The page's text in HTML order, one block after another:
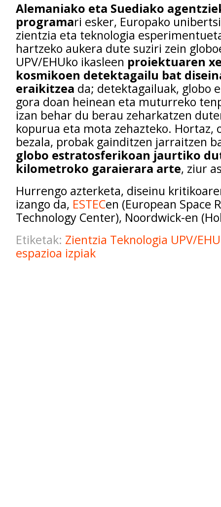
Alemaniako eta Suediako
programari esker, Europako
zientzia eta teknologia
hartzeko aukera dute suziri zein
UPV/EHUko ikasleen proiektuaren
kosmikoen detektagailu bat
eraikitzea da; detektagailuak, globo
gora doan heinean eta muturreko
izan behar du berau zeharkatzen
kopurua eta mota zehazteko. Hortaz,
bezala, probak gainditzen jarraitzen
globo estratosferikoan jaurtiko
kilometroko garaierara arte, ziur
Hurrengo azterketa, diseinu
izango da, ESTECen (European Space
Technology Center), Noordwick-en
Etiketak: Zientzia Teknologia UPV/
espazioa izpiak